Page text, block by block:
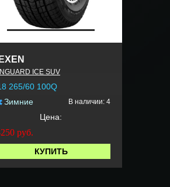
ICE SUV
265/60 100Q
Зимние
В наличии: 4
Цена:
руб.
КУПИТЬ